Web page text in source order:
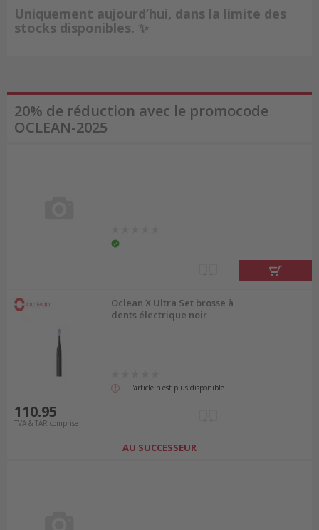
Uniquement aujourd’hui, dans la limite des
stocks disponibles. ✨
20% de réduction avec le promocode
OCLEAN-2025
Oclean X Ultra Set brosse à
dents électrique noir
L'article n'est plus disponible
110.95
TVA & TAR comprise
AU SUCCESSEUR